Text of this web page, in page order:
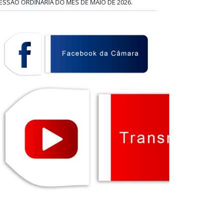
ORDINÁRIA DO MÊS DE MAIO DE 2026.